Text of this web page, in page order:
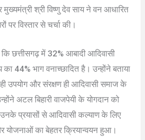
श्री विष्णु देव साय ने वन आधारित
पर विस्तार से चर्चा की।
छत्तीसगढ़ में 32% आबादी आदिवासी
44% भाग वनाच्छादित है। उन्होंने बताया
उपयोग और संरक्षण ही आदिवासी समाज के
अटल बिहारी वाजपेयी के योगदान को
प्रयासों से आदिवासी कल्याण के लिए
योजनाओं का बेहतर क्रियान्वयन हुआ।